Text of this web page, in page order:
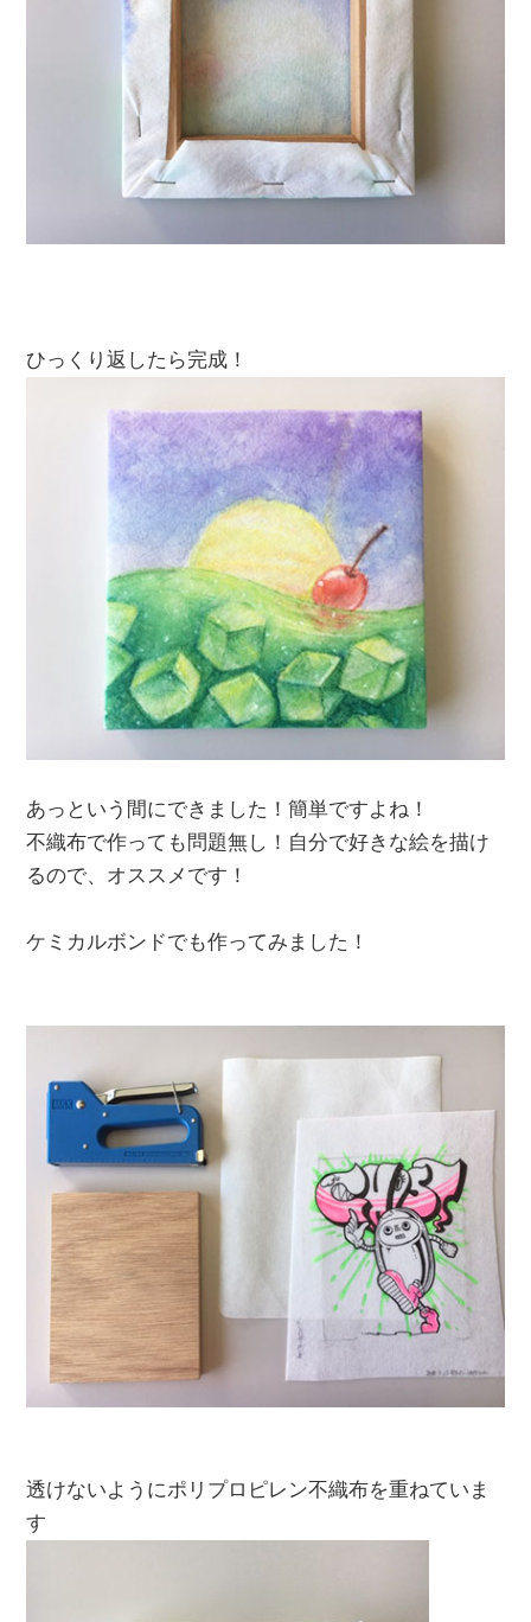
ひっくり返したら完成！
あっという間にできました！簡単ですよね！
不織布で作っても問題無し！自分で好きな絵を描け
るので、オススメです！
ケミカルボンドでも作ってみました！
透けないようにポリプロピレン不織布を重ねていま
す